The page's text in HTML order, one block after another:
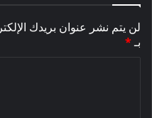
لن يتم نشر عنوان بريدك
بـ*